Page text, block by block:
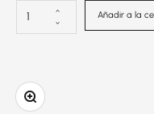
Añadir a la
Ampliar la imagen